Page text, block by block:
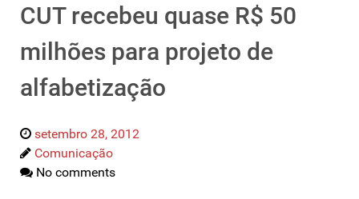
CUT recebeu quase R$ 50
milhões para projeto de
alfabetização
setembro 28, 2012
Comunicação
No comments